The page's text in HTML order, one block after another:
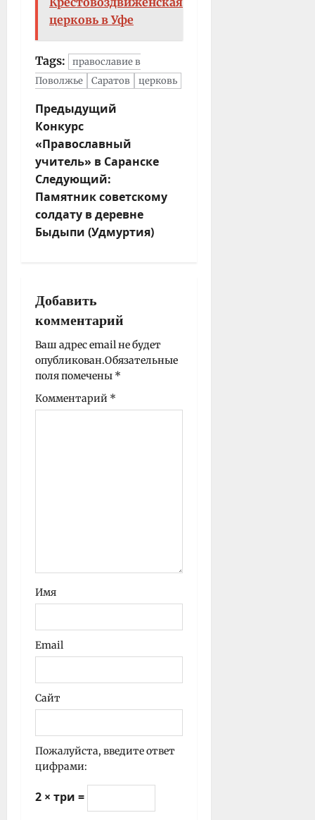
церковь в Уфе
Tags:
православие в
Поволжье
Саратов церковь
Н
а
в
и
г
а
ц
и
п
и
с
и
Предыдущий
Конкурс
«Православный
учитель» в Саранске
Следующий:
Памятник советскому
солдату в деревне
Быдыпи (Удмуртия)
Добавить
комментарий
Ваш адрес email не будет
опубликован.Обязательные
поля помечены *
Комментарий *
Имя
Email
Сайт
Пожалуйста, введите ответ
цифрами:
2 × три =